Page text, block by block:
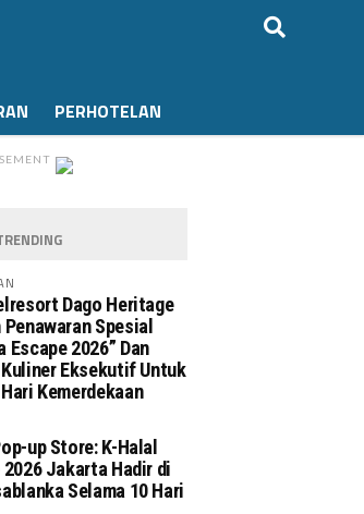
PERHOTELAN
Dago Heritage
Spesial
Escape 2026” Dan
Eksekutif Untuk
Kemerdekaan
up Store: K-Halal
2026 Jakarta Hadir di
Selama 10 Hari